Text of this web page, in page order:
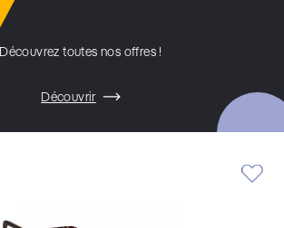
Découvrez toutes nos offres !
Découvrir